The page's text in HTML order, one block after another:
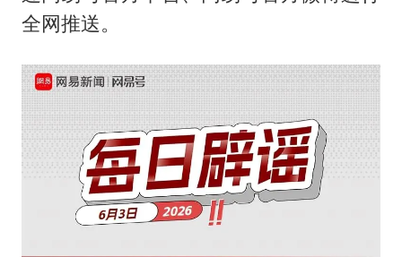
贵州轮胎子公司获美国退税8136万
东方甄选被判赔偿江小白30万元
奋进开新局 实干挑大梁
全网推送。